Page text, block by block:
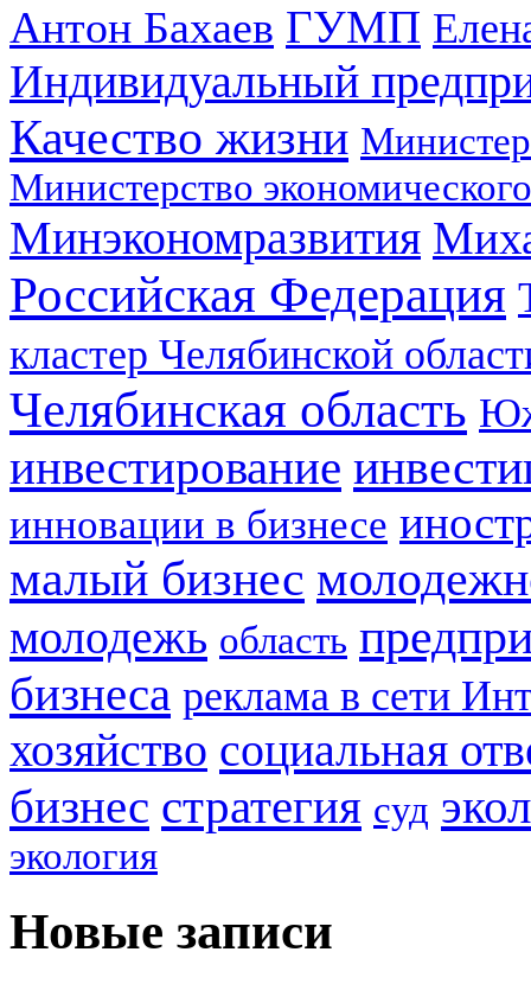
Антон Бахаев ГУМП
Индивидуальный
Качество жизни
Министерство
Минэкономразвития
Российская Федерация
кластер Челябинской
Челябинская область
инвестирование
инновации в бизнесе
малый бизнес
молодежь область
бизнеса реклама в сети
хозяйство социальная
бизнес стратегия суд
экология
Новые записи